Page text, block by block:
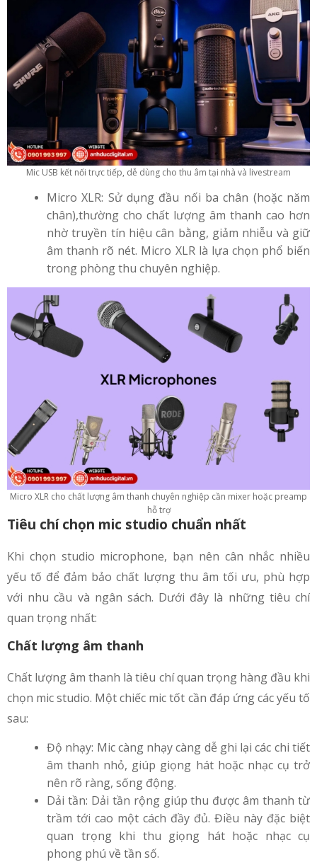
Mic USB kết nối trực tiếp, dễ dùng cho thu âm tại nhà và livestream
Micro XLR: Sử dụng đầu nối ba chân (hoặc năm
chân),thường cho chất lượng âm thanh cao hơn
nhờ truyền tín hiệu cân bằng, giảm nhiễu và giữ
âm thanh rõ nét. Micro XLR là lựa chọn phổ biến
trong phòng thu chuyên nghiệp.
Micro XLR cho chất lượng âm thanh chuyên nghiệp cần mixer hoặc preamp
hỗ trợ
Tiêu chí chọn mic studio chuẩn nhất
Khi chọn studio microphone​, bạn nên cân nhắc nhiều
yếu tố để đảm bảo chất lượng thu âm tối ưu, phù hợp
với nhu cầu và ngân sách. Dưới đây là những tiêu chí
quan trọng nhất:
Chất lượng âm thanh
Chất lượng âm thanh là tiêu chí quan trọng hàng đầu khi
chọn mic studio. Một chiếc mic tốt cần đáp ứng các yếu tố
sau:
Độ nhạy: Mic càng nhạy càng dễ ghi lại các chi tiết
âm thanh nhỏ, giúp giọng hát hoặc nhạc cụ trở
nên rõ ràng, sống động.
Dải tần: Dải tần rộng giúp thu được âm thanh từ
trầm tới cao một cách đầy đủ. Điều này đặc biệt
quan trọng khi thu giọng hát hoặc nhạc cụ
phong phú về tần số.